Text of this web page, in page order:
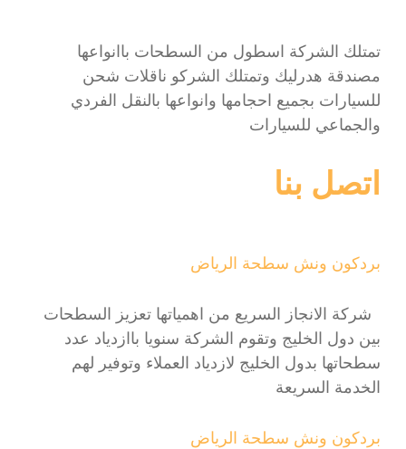
تمتلك الشركة اسطول من السطحات باانواعها
مصندقة هدرليك وتمتلك الشركو ناقلات شحن
للسيارات بجميع احجامها وانواعها بالنقل الفردي
والجماعي للسيارات
اتصل بنا
بردكون ونش سطحة الرياض
شركة الانجاز السريع من اهمياتها تعزيز السطحات
بين دول الخليج وتقوم الشركة سنويا باازدياد عدد
سطحاتها بدول الخليج لازدياد العملاء وتوفير لهم
الخدمة السريعة
بردكون ونش سطحة الرياض